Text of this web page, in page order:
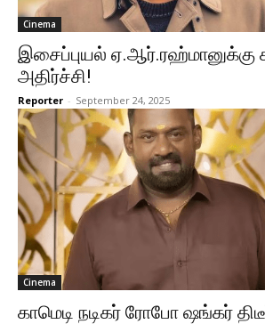
Cinema
இசைப்புயல் ஏ.ஆர்.ரஹ்மானுக்கு
அதிர்ச்சி!
Reporter - September 24, 2025
Cinema
காமெடி நடிகர் ரோபோ ஷங்கர்